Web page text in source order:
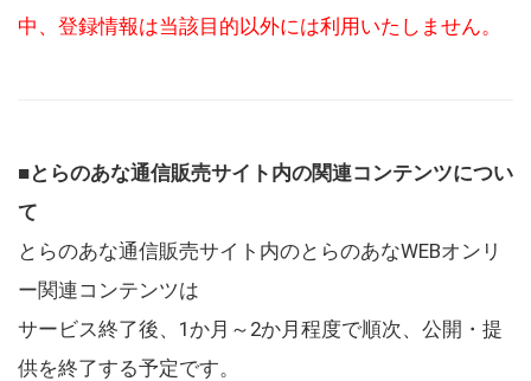
中、登録情報は当該目的以外には利用いたしません。
■とらのあな通信販売サイト内の関連コンテンツについ
て
とらのあな通信販売サイト内のとらのあなWEBオンリ
ー関連コンテンツは
サービス終了後、1か月～2か月程度で順次、公開・提
供を終了する予定です。